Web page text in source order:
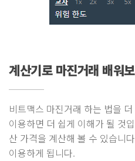
계산기로 마진거래 배워
비트맥스 마진거래 하는 법을
이용하면 더 쉽게 이해가 될 것
산 가격을 계산해 볼 수 있습니
이용하게 됩니다.